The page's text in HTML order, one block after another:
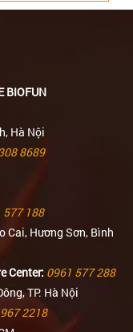
BIOFUN
Hà Nội
8689
577 188
Cai, Hương Sơn, Bình
Center: 0961 577 288
TP. Hà Nội
2218